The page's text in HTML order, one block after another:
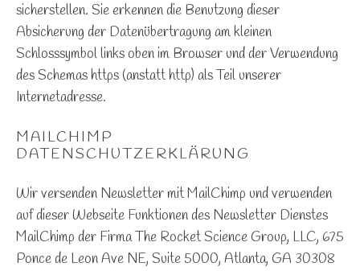
sicherstellen. Sie erkennen die Benutzung dieser
Absicherung der Datenübertragung am kleinen
Schlosssymbol links oben im Browser und der Verwendung
des Schemas https (anstatt http) als Teil unserer
Internetadresse.
MAILCHIMP
DATENSCHUTZERKLÄRUNG
Wir versenden Newsletter mit MailChimp und verwenden
auf dieser Webseite Funktionen des Newsletter Dienstes
MailChimp der Firma The Rocket Science Group, LLC, 675
Ponce de Leon Ave NE, Suite 5000, Atlanta, GA 30308